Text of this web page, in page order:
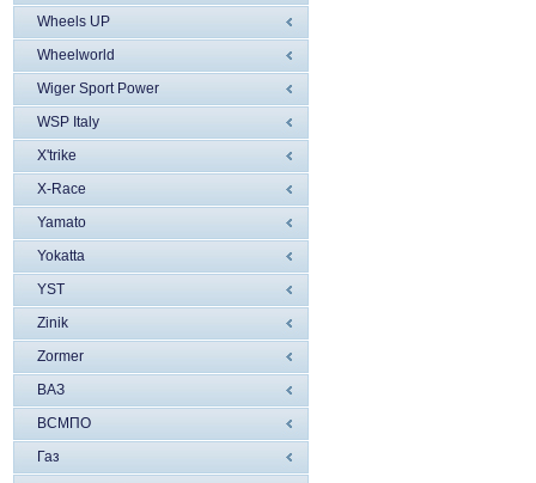
Wheels UP
Wheelworld
Wiger Sport Power
WSP Italy
X'trike
X-Race
Yamato
Yokatta
YST
Zinik
Zormer
ВАЗ
ВСМПО
Газ